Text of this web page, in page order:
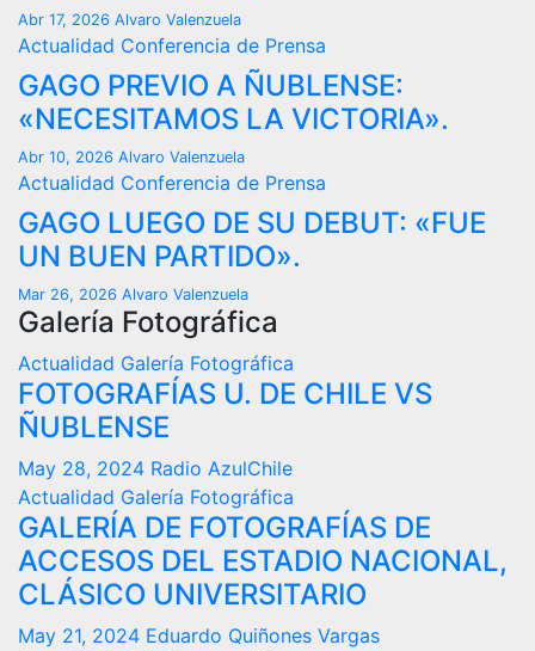
Abr 17, 2026 Alvaro Valenzuela
Actualidad Conferencia de Prensa
GAGO PREVIO A ÑUBLENSE:
«NECESITAMOS LA VICTORIA».
Abr 10, 2026 Alvaro Valenzuela
Actualidad Conferencia de Prensa
GAGO LUEGO DE SU DEBUT: «FUE
UN BUEN PARTIDO».
Mar 26, 2026 Alvaro Valenzuela
Galería Fotográfica
Actualidad Galería Fotográfica
FOTOGRAFÍAS U. DE CHILE VS
ÑUBLENSE
May 28, 2024 Radio AzulChile
Actualidad Galería Fotográfica
GALERÍA DE FOTOGRAFÍAS DE
ACCESOS DEL ESTADIO NACIONAL,
CLÁSICO UNIVERSITARIO
May 21, 2024 Eduardo Quiñones Vargas